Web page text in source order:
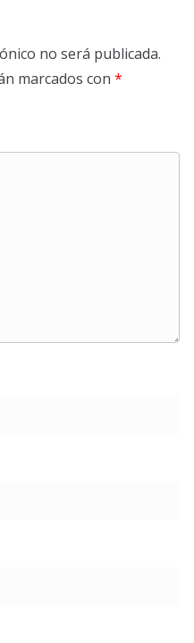
no será publicada.
marcados con *